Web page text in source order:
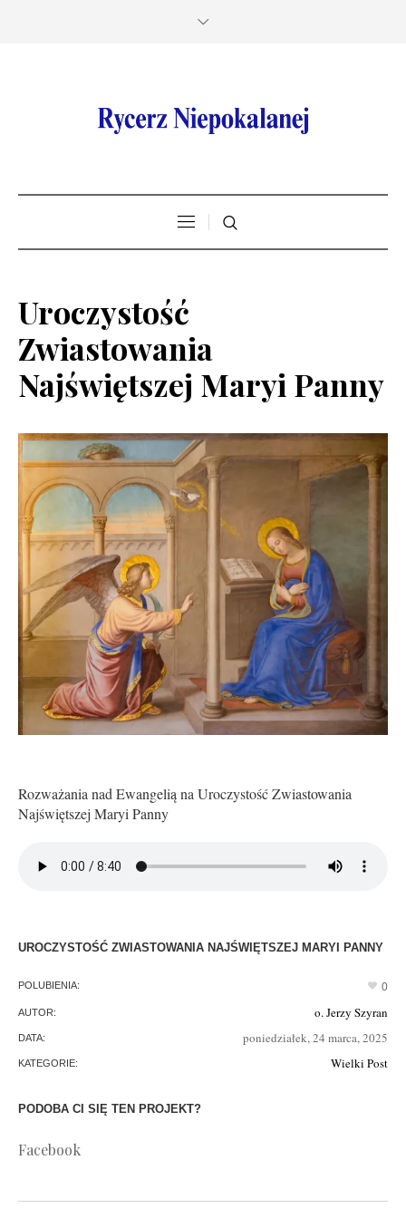
Uroczystość
Zwiastowania
Najświętszej Maryi Panny
Rozważania nad Ewangelią na Uroczystość Zwiastowania
Najświętszej Maryi Panny
UROCZYSTOŚĆ ZWIASTOWANIA NAJŚWIĘTSZEJ MARYI PANNY
POLUBIENIA: 0
AUTOR: o. Jerzy Szyran
DATA: poniedziałek, 24 marca, 2025
KATEGORIE: Wielki Post
PODOBA CI SIĘ TEN PROJEKT?
Facebook